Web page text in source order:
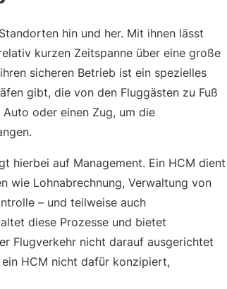
hin und her. Mit ihnen lässt
kurzen Zeitspanne über eine große
sicheren Betrieb ist ein spezielles
gibt, die von den Fluggästen zu Fuß
oder einen Zug, um die
hierbei auf Management. Ein HCM dient
wie Lohnabrechnung, Verwaltung von
– und teilweise auch
diese Prozesse und bietet
Flugverkehr nicht darauf ausgerichtet
HCM nicht dafür konzipiert,